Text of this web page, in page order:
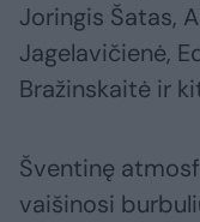
Joringis Šatas,
Jagelavičienė,
Bražinskaitė ir
Šventinę
vaišinosi